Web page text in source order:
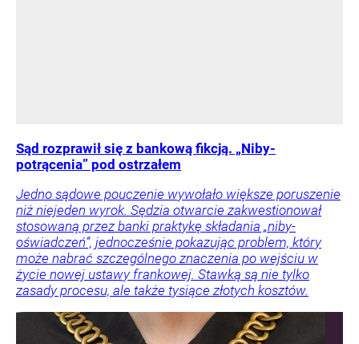
Sąd rozprawił się z bankową fikcją. „Niby-
potrącenia” pod ostrzałem
Jedno sądowe pouczenie wywołało większe poruszenie
niż niejeden wyrok. Sędzia otwarcie zakwestionował
stosowaną przez banki praktykę składania „niby-
oświadczeń”, jednocześnie pokazując problem, który
może nabrać szczególnego znaczenia po wejściu w
życie nowej ustawy frankowej. Stawką są nie tylko
zasady procesu, ale także tysiące złotych kosztów.